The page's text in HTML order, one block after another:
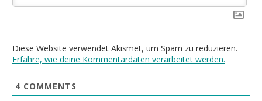
Diese Website verwendet Akismet, um Spam zu reduzieren.
Erfahre, wie deine Kommentardaten verarbeitet werden.
4 COMMENTS